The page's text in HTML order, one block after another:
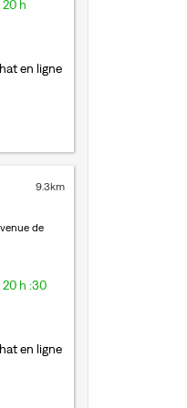
20 h
en ligne
9.3km
de
20 h :30
en ligne